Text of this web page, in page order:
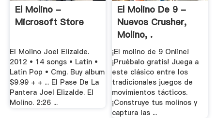
El Molino -
Microsoft Store
El Molino Joel Elizalde.
2012 • 14 songs • Latin •
Latin Pop • Cmg. Buy album
$9.99 + + ... El Pase De La
Pantera Joel Elizalde. El
Molino. 2:26 ...
El Molino De 9 -
Nuevos Crusher,
Molino, .
¡El molino de 9 Online!
¡Pruébalo gratis! Juega a
este clásico entre los
tradicionales juegos de
movimientos tácticos.
¡Construye tus molinos y
captura las ...